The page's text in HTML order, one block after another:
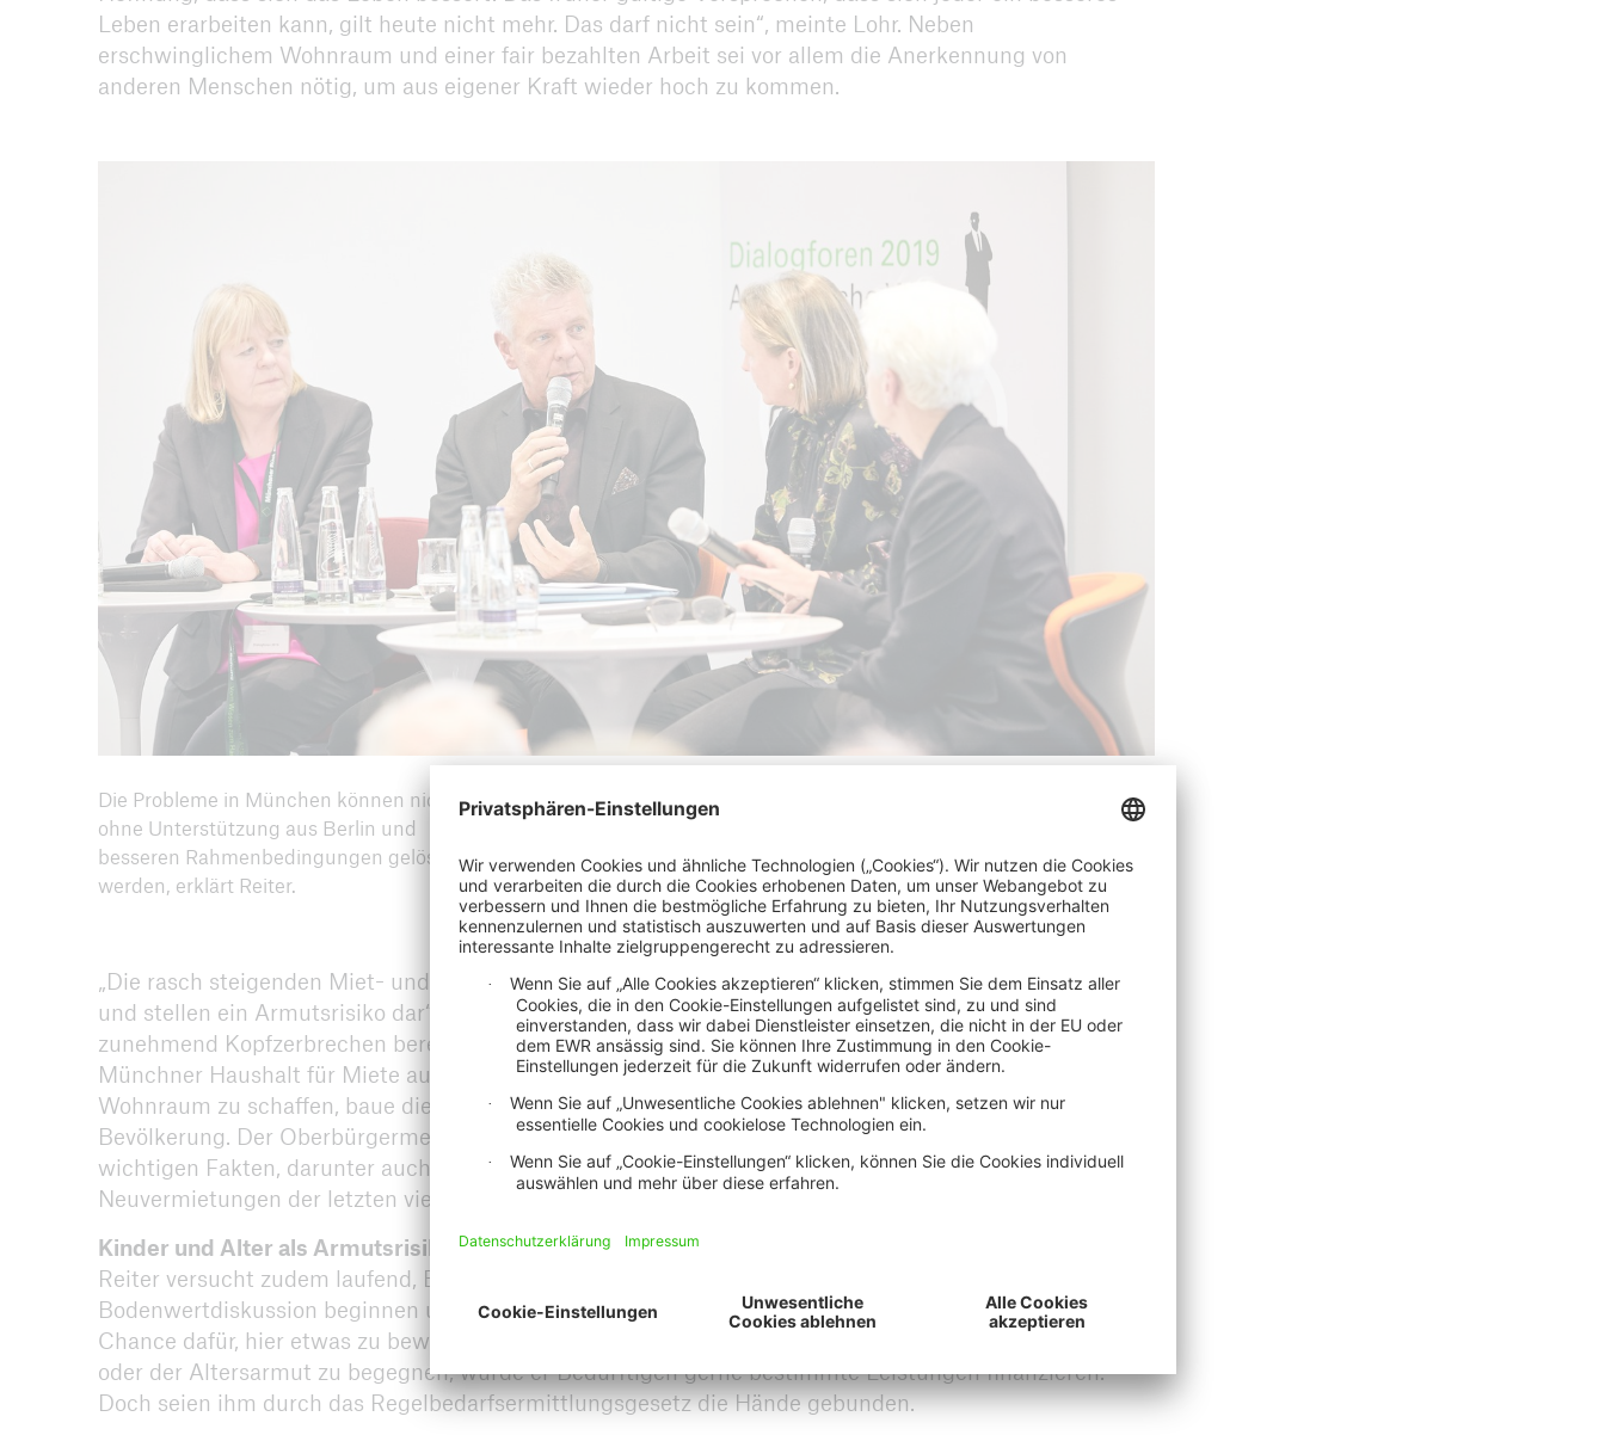
Leben erarbeiten kann, gilt heute nicht mehr. Das darf nicht sein“, meinte Lohr. Neben
erschwinglichem Wohnraum und einer fair bezahlten Arbeit sei vor allem die Anerkennung von
anderen Menschen nötig, um aus eigener Kraft wieder hoch zu kommen.
Die Probleme in München können nicht
ohne Unterstützung aus Berlin und
besseren Rahmenbedingungen gelöst
werden, erklärt Reiter.
„Die rasch steigenden Miet- und Immobilienpreise sind für Normalverdiener kaum noch zu stemmen
und stellen ein Armutsrisiko dar“, räumte Oberbürgermeister Dieter Reiter ein, dem das Thema
zunehmend Kopfzerbrechen bereitet. Mehr als 40 Prozent des Einkommens gebe der durchschnittliche
Münchner Haushalt für Miete aus, früher waren es einmal etwa 20 Prozent. Um bezahlbaren
Wohnraum zu schaffen, baue die Stadt so viel wie noch nie – oft auch gegen den Widerstand in der
Bevölkerung. Der Oberbürgermeister hat einen neuen Mietspiegel in Auftrag gegeben, der alle
wichtigen Fakten, darunter auch die Bestandsmieten, berücksichtigt und nicht wie bisher nur die
Neuvermietungen der letzten vier Jahre.
Kinder und Alter als Armutsrisiko
Reiter versucht zudem laufend, Einfluss auf die Bundespolitik in Berlin zu nehmen. „Man sollte eine
Bodenwertdiskussion beginnen und über die Sozialbindung von Eigentum reden“, forderte er. Doch die
Chance dafür, hier etwas zu bewegen, gehe derzeit gegen null. Um dem Armutsrisiko durch Kinder
oder der Altersarmut zu begegnen, würde er Bedürftigen gerne bestimmte Leistungen finanzieren.
Doch seien ihm durch das Regelbedarfsermittlungsgesetz die Hände gebunden.